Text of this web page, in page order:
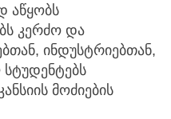
აწყობს
კერძო და
ინდუსტრიებთან,
სტუდენტებს
მოძიების